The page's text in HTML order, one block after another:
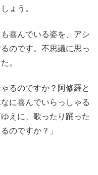
ょう。
喜んでいる姿を、アシ
のです。不思議に思っ
。
るのですか？阿修羅と
に喜んでいらっしゃる
えに、歌ったり踊った
のですか？」